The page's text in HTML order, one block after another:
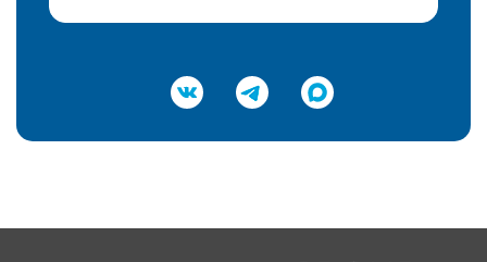
Подтвердить e-mail